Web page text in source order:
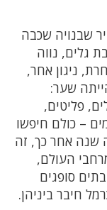
שבנויה שכבה
גלים, נווה
ניגון אחר,
שער:
פליטים,
– כולם חיפשו
ונשימה. וב־2025, מאה שנה אחר כך, זה
העולם,
סופגים
חיבר ביניהן.